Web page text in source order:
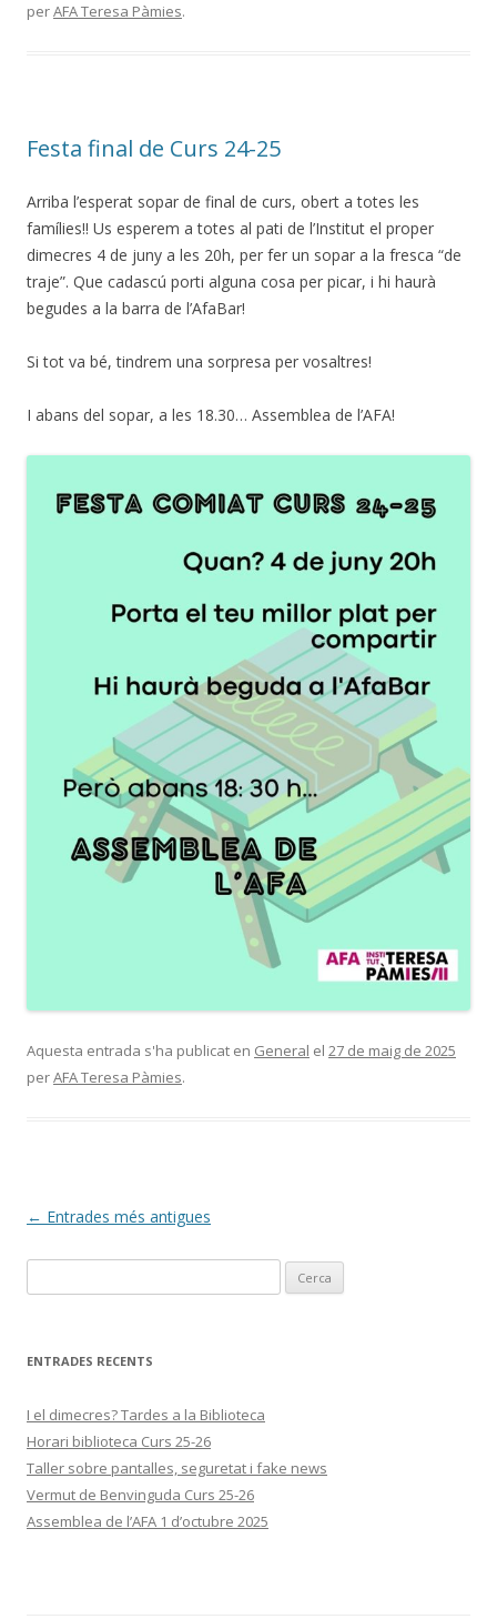
perAFA Teresa Pàmies.
Festa final de Curs 24-25
Arriba l’esperat sopar de final de curs, obert a totes les
famílies!! Us esperem a totes al pati de l’Institut el proper
dimecres 4 de juny a les 20h, per fer un sopar a la fresca “de
traje”. Que cadascú porti alguna cosa per picar, i hi haurà
begudes a la barra de l’AfaBar!
Si tot va bé, tindrem una sorpresa per vosaltres!
I abans del sopar, a les 18.30… Assemblea de l’AFA!
Aquesta entrada s'ha publicat en General el 27 de maig de 2025
perAFA Teresa Pàmies.
Navegació
← Entrades més antigues
ENTRADES RECENTS
I el dimecres? Tardes a la Biblioteca
Horari biblioteca Curs 25-26
Taller sobre pantalles, seguretat i fake news
Vermut de Benvinguda Curs 25-26
Assemblea de l’AFA 1 d’octubre 2025